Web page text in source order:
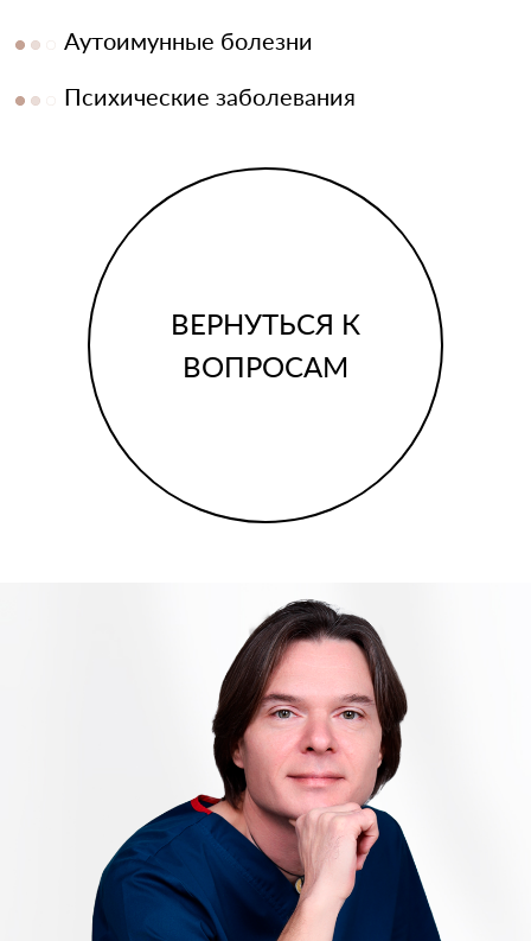
Аутоимунные болезни
Психические заболевания
ВЕРНУТЬСЯ К
ВОПРОСАМ